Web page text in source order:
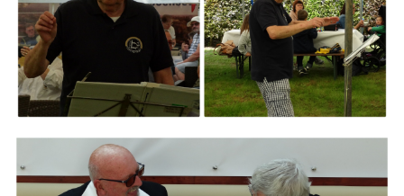
ARMCHAIR